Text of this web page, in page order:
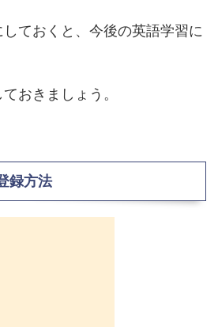
ておくと、今後の英語学習に
おきましょう。
録方法